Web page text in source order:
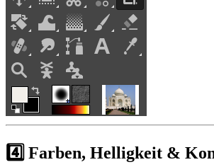
4️⃣ Farben, Helligkeit &